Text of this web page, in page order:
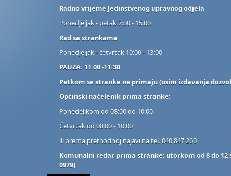
Radno vrijeme Jedinstvenog upravnog odjela
Ponedjeljak - petak 7:00 - 15:00
Rad sa strankama
Ponedjeljak - četvrtak 10:00 - 13:00
PAUZA: 11:00 -11:30
Petkom se stranke ne primaju (osim izdavanja
Općinski načelenik prima stranke:
Ponedeljkom od 08:00 do 10:00
Četvrtak od 08:00 - 10:00
ili prema prethodnoj najavi na tel. 040 847 260
Komunalni redar prima stranke: utorkom od 8 do 12
0979)